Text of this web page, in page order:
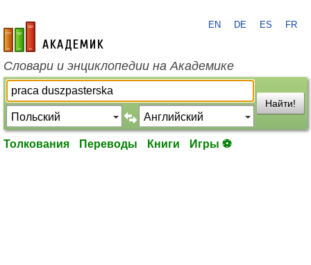
academic.ru
EN DE ES FR
Словари и энциклопедии на Академике
Найти!
Толкования Переводы Книги Игры ⚽